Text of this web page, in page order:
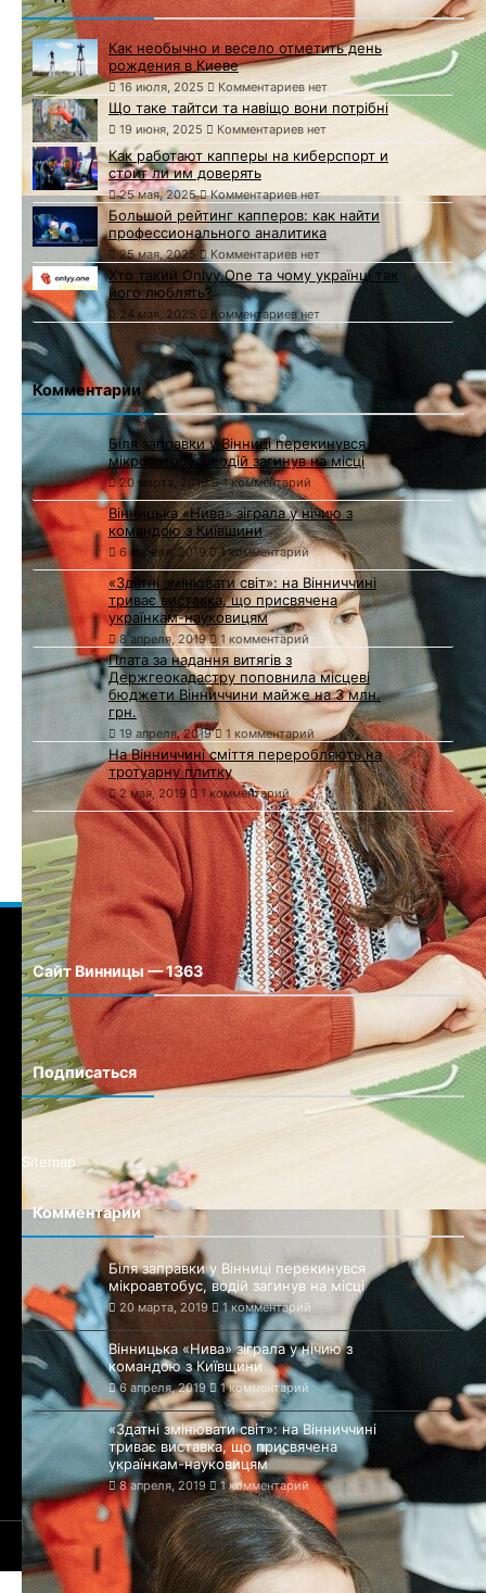
Как необычно и весело отметить день
рождения в Киеве
16 июля, 2025 Комментариев нет
Що таке тайтси та навіщо вони потрібні
19 июня, 2025 Комментариев нет
Как работают капперы на киберспорт и
стоит ли им доверять
25 мая, 2025 Комментариев нет
Большой рейтинг капперов: как найти
профессионального аналитика
25 мая, 2025 Комментариев нет
Хто такий Onlyy.One та чому українці так
його люблять?
24 мая, 2025 Комментариев нет
Комментарии
Біля заправки у Вінниці перекинувся
мікроавтобус, водій загинув на місці
20 марта, 2019 1 комментарий
Вінницька «Нива» зіграла у нічию з
командою з Київщини
6 апреля, 2019 1 комментарий
«Здатні змінювати світ»: на Вінниччині
триває виставка, що присвячена
українкам-науковицям
8 апреля, 2019 1 комментарий
Плата за надання витягів з
Держгеокадастру поповнила місцеві
бюджети Вінниччини майже на 3 млн.
грн.
19 апреля, 2019 1 комментарий
На Вінниччині сміття переробляють на
тротуарну плитку
2 мая, 2019 1 комментарий
Сайт Винницы — 1363
Сайт города Винницы
Подписаться
Sitemap
Комментарии
Біля заправки у Вінниці перекинувся
мікроавтобус, водій загинув на місці
20 марта, 2019 1 комментарий
Вінницька «Нива» зіграла у нічию з
командою з Київщини
6 апреля, 2019 1 комментарий
«Здатні змінювати світ»: на Вінниччині
триває виставка, що присвячена
українкам-науковицям
8 апреля, 2019 1 комментарий
© 2016-2025 Сайт Винницы - 1363